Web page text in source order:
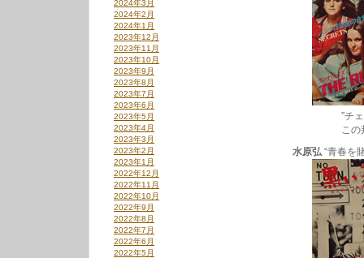
”チェリー・
この邦題、
水原弘 “青春を
2024年3月
2024年2月
2024年1月
2023年12月
2023年11月
2023年10月
2023年9月
2023年8月
2023年7月
2023年6月
2023年5月
2023年4月
2023年3月
2023年2月
2023年1月
2022年12月
2022年11月
2022年10月
2022年9月
2022年8月
2022年7月
2022年6月
2022年5月